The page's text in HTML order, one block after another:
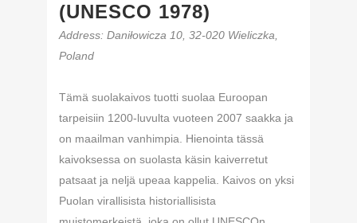
(UNESCO 1978)
Address: Daniłowicza 10, 32-020 Wieliczka,
Poland
Tämä suolakaivos tuotti suolaa Euroopan
tarpeisiin 1200-luvulta vuoteen 2007 saakka ja
on maailman vanhimpia. Hienointa tässä
kaivoksessa on suolasta käsin kaiverretut
patsaat ja neljä upeaa kappelia. Kaivos on yksi
Puolan virallisista historiallisista